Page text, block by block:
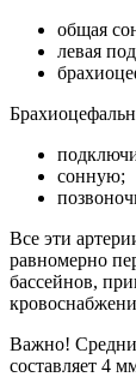
общая
левая
сонную;
Все эти
равномерно
бассейнов,
Важно!
составляет 4